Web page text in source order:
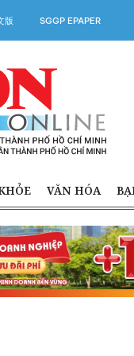
版 SGGP EPAPER
VĂN HÓA